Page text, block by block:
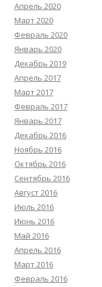
Апрель 2020
Март 2020
Февраль 2020
Январь 2020
Декабрь 2019
Апрель 2017
Март 2017
Февраль 2017
Январь 2017
Декабрь 2016
Ноябрь 2016
Октябрь 2016
Сентябрь 2016
Август 2016
Июль 2016
Июнь 2016
Май 2016
Апрель 2016
Март 2016
Февраль 2016